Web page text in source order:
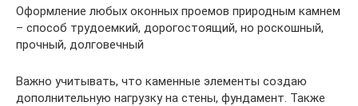
Оформление любых оконных проемов природным камнем
– способ трудоемкий, дорогостоящий, но роскошный,
прочный, долговечный
Важно учитывать, что каменные элементы создаю
дополнительную нагрузку на стены, фундамент. Также